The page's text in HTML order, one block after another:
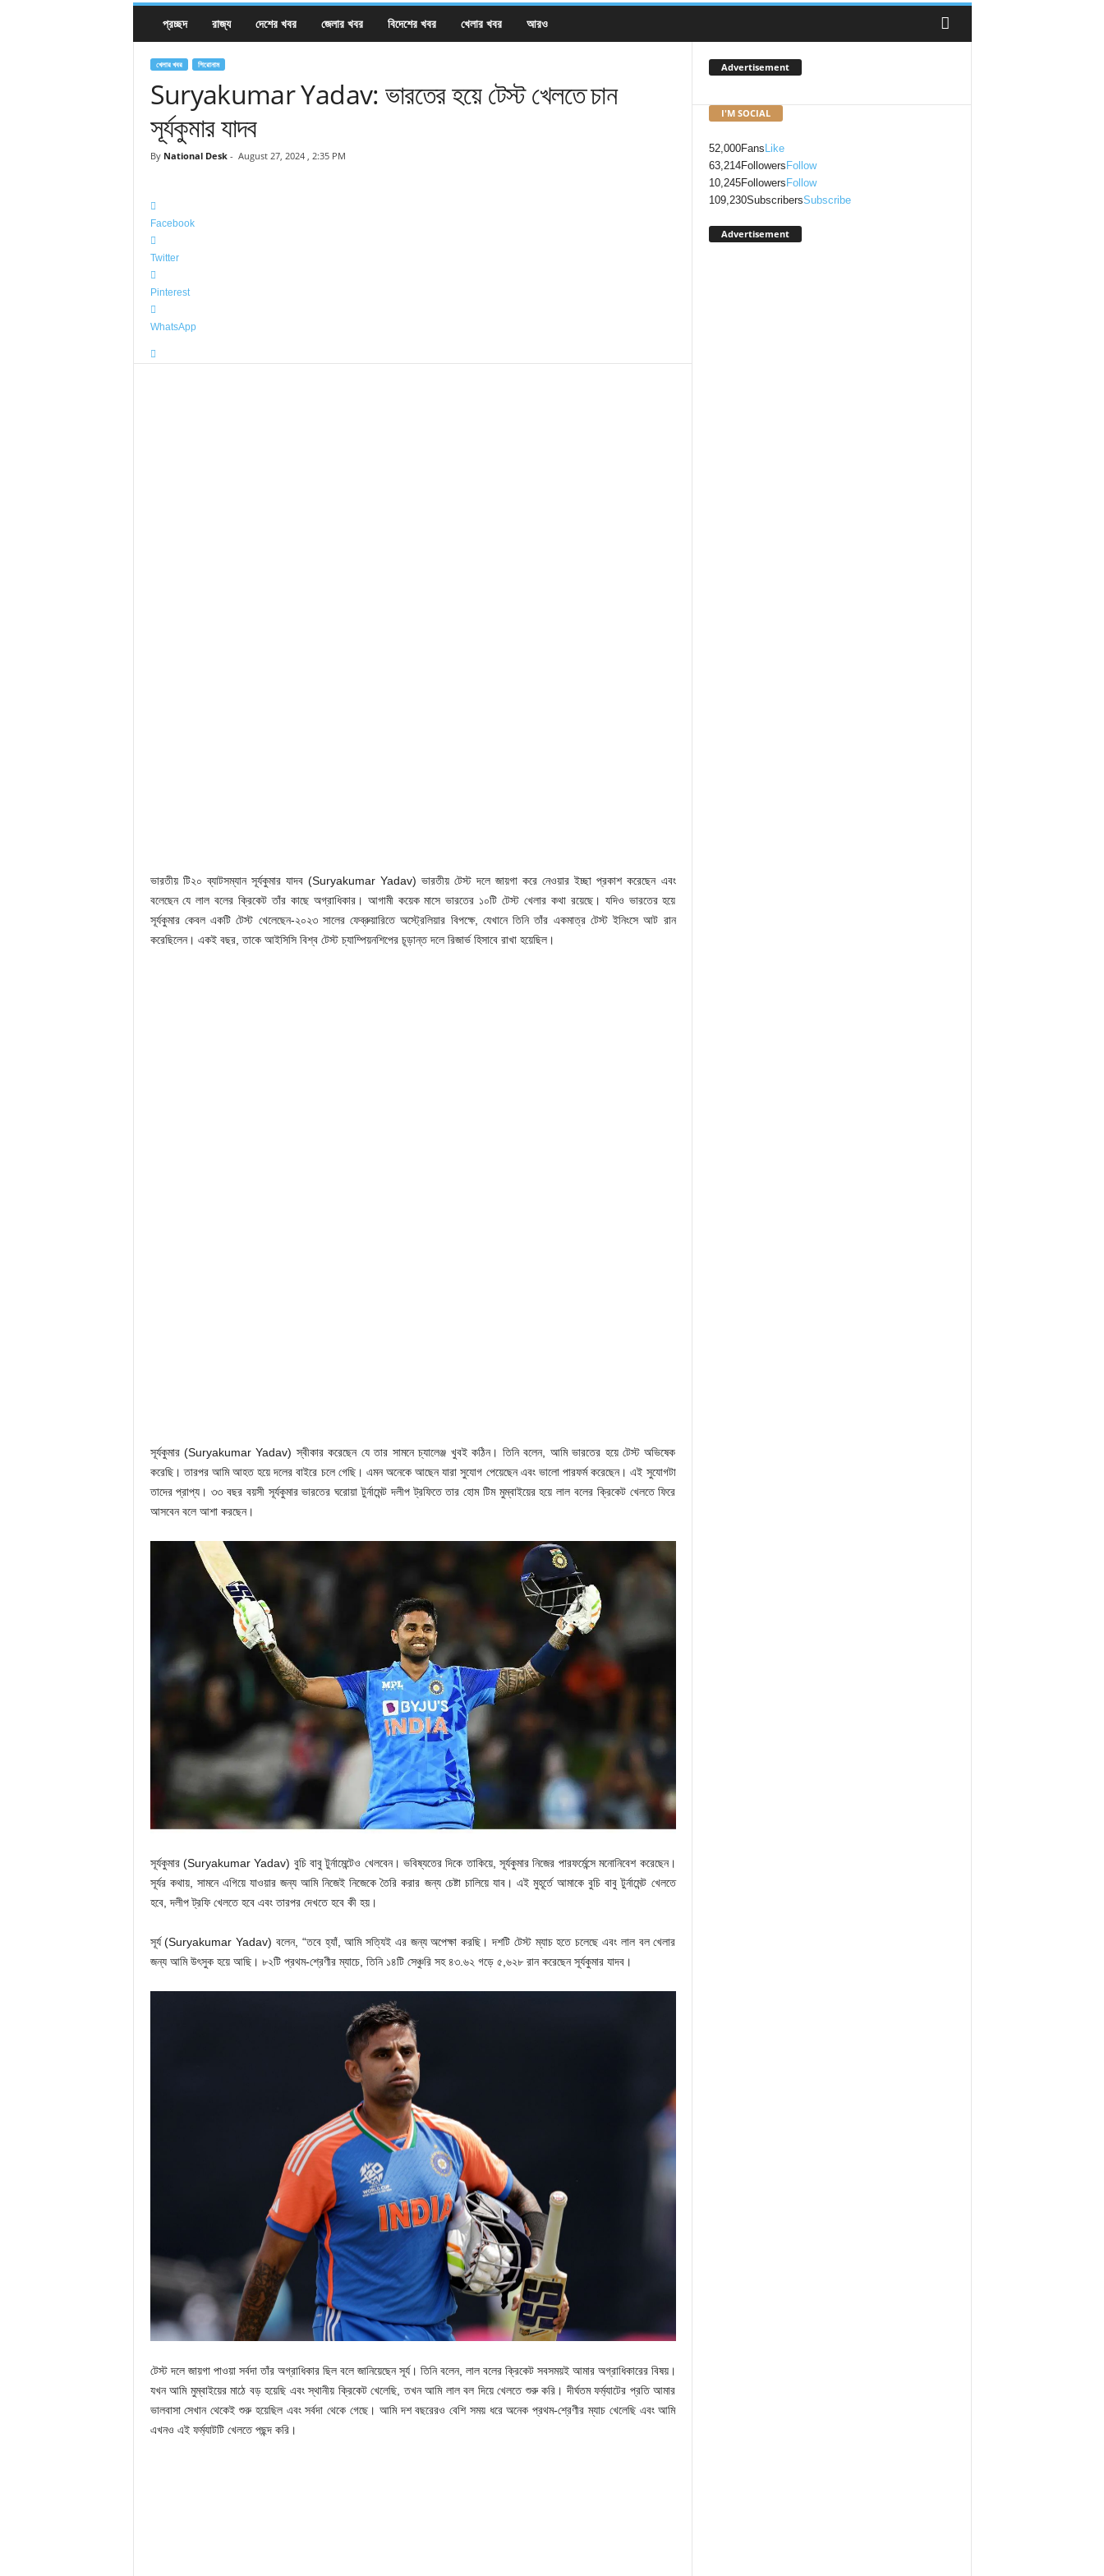
প্রচ্ছদ রাজ্য দেশের খবর জেলার খবর বিদেশের খবর খেলার খবর আরও
খেলার খবর শিরোনাম
Suryakumar Yadav: ভারতের হয়ে টেস্ট খেলতে চান
সূর্যকুমার যাদব
By National Desk- August 27, 2024 , 2:35 PM
Facebook
Twitter
Pinterest
WhatsApp
ভারতীয় টি২০ ব্যাটসম্যান সূর্যকুমার যাদব (Suryakumar Yadav) ভারতীয় টেস্ট দলে জায়গা করে নেওয়ার ইচ্ছা প্রকাশ করেছেন এবং
বলেছেন যে লাল বলের ক্রিকেট তাঁর কাছে অগ্রাধিকার। আগামী কয়েক মাসে ভারতের ১০টি টেস্ট খেলার কথা রয়েছে। যদিও ভারতের হয়ে
সূর্যকুমার কেবল একটি টেস্ট খেলেছেন-২০২৩ সালের ফেব্রুয়ারিতে অস্ট্রেলিয়ার বিপক্ষে, যেখানে তিনি তাঁর একমাত্র টেস্ট ইনিংসে আট রান
করেছিলেন। একই বছর, তাকে আইসিসি বিশ্ব টেস্ট চ্যাম্পিয়নশিপের চূড়ান্ত দলে রিজার্ভ হিসাবে রাখা হয়েছিল।
সূর্যকুমার (Suryakumar Yadav) স্বীকার করেছেন যে তার সামনে চ্যালেঞ্জ খুবই কঠিন। তিনি বলেন, আমি ভারতের হয়ে টেস্ট অভিষেক
করেছি। তারপর আমি আহত হয়ে দলের বাইরে চলে গেছি। এমন অনেকে আছেন যারা সুযোগ পেয়েছেন এবং ভালো পারফর্ম করেছেন। এই সুযোগটা
তাদের প্রাপ্য। ৩৩ বছর বয়সী সূর্যকুমার ভারতের ঘরোয়া টুর্নামেন্ট দলীপ ট্রফিতে তার হোম টিম মুম্বাইয়ের হয়ে লাল বলের ক্রিকেট খেলতে ফিরে
আসবেন বলে আশা করছেন।
সূর্যকুমার (Suryakumar Yadav) বুচি বাবু টুর্নামেন্টেও খেলবেন। ভবিষ্যতের দিকে তাকিয়ে, সূর্যকুমার নিজের পারফর্মেন্সে মনোনিবেশ করেছেন।
সূর্যর কথায়, সামনে এগিয়ে যাওয়ার জন্য আমি নিজেই নিজেকে তৈরি করার জন্য চেষ্টা চালিয়ে যাব। এই মুহূর্তে আমাকে বুচি বাবু টুর্নামেন্ট খেলতে
হবে, দলীপ ট্রফি খেলতে হবে এবং তারপর দেখতে হবে কী হয়।
সূর্য (Suryakumar Yadav) বলেন, “তবে হ্যাঁ, আমি সত্যিই এর জন্য অপেক্ষা করছি। দশটি টেস্ট ম্যাচ হতে চলেছে এবং লাল বল খেলার
জন্য আমি উৎসুক হয়ে আছি। ৮২টি প্রথম-শ্রেণীর ম্যাচে, তিনি ১৪টি সেঞ্চুরি সহ ৪৩.৬২ গড়ে ৫,৬২৮ রান করেছেন সূর্যকুমার যাদব।
টেস্ট দলে জায়গা পাওয়া সর্বদা তাঁর অগ্রাধিকার ছিল বলে জানিয়েছেন সূর্য। তিনি বলেন, লাল বলের ক্রিকেট সবসময়ই আমার অগ্রাধিকারের বিষয়।
যখন আমি মুম্বাইয়ের মাঠে বড় হয়েছি এবং স্থানীয় ক্রিকেট খেলেছি, তখন আমি লাল বল দিয়ে খেলতে শুরু করি। দীর্ঘতম ফর্ম্যাটের প্রতি আমার
ভালবাসা সেখান থেকেই শুরু হয়েছিল এবং সর্বদা থেকে গেছে। আমি দশ বছরেরও বেশি সময় ধরে অনেক প্রথম-শ্রেণীর ম্যাচ খেলেছি এবং আমি
এখনও এই ফর্ম্যাটটি খেলতে পছন্দ করি।
Advertisement
I'M SOCIAL
52,000Fans Like
63,214Followers Follow
10,245Followers Follow
109,230SubscribersSubscribe
Advertisement